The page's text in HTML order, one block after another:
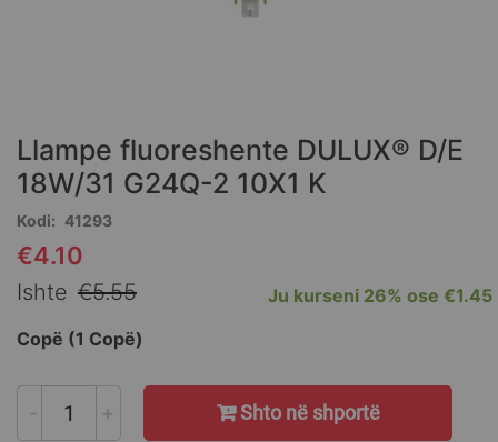
beginning
of
the
images
gallery
Llampe fluoreshente DULUX® D/E
18W/31 G24Q-2 10X1 K
Kodi
41293
Special
€4.10
Ishte €5.55 Ju kurseni 26% ose €1.45
Copë (1 Copë)
- + Shto në shportë